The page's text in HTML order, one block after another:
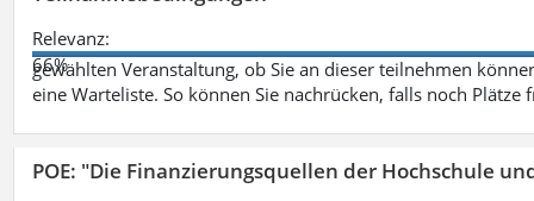
Relevanz:
66%
gewählten Veranstaltung, ob Sie an dieser teilnehmen
eine Warteliste. So können Sie nachrücken, falls noch Plätze
POE: "Die Finanzierungsquellen der Hochschule